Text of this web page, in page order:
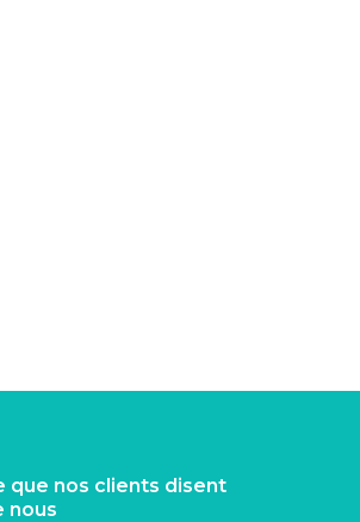
que nos clients disent
nous